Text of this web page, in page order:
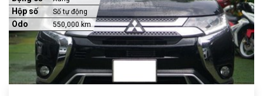
Hộp số Số tự động
Odo 550,000 km